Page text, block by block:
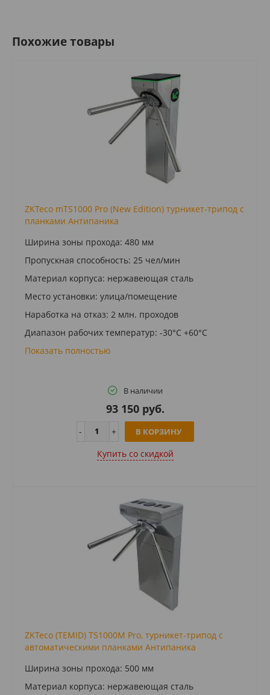
Похожие товары
ZKTeco mTS1000 Pro (New Edition) турникет-трипод c
планками Антипаника
Ширина зоны прохода: 480 мм
Пропускная способность: 25 чел/мин
Материал корпуса: нержавеющая сталь
Место установки: улица/помещение
Наработка на отказ: 2 млн. проходов
Диапазон рабочих температур: -30°C +60°C
Показать полностью
В наличии
93 150 руб.
В КОРЗИНУ
Купить cо скидкой
ZKTeco (TEMID) TS1000M Pro, турникет-трипод c
автоматическими планками Антипаника
Ширина зоны прохода: 500 мм
Материал корпуса: нержавеющая сталь